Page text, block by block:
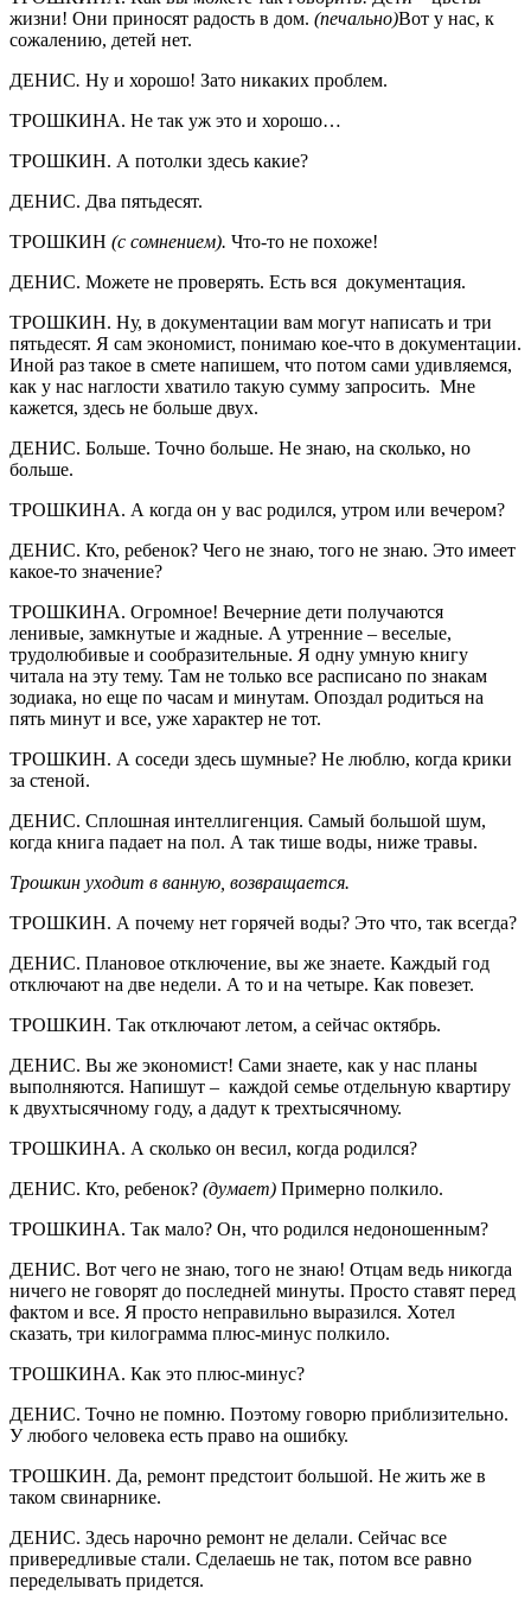
жизни! Они приносят радость в дом. (печально)Вот у нас, к
сожалению, детей нет.
ДЕНИС. Ну и хорошо! Зато никаких проблем.
ТРОШКИНА. Не так уж это и хорошо…
ТРОШКИН. А потолки здесь какие?
ДЕНИС. Два пятьдесят.
ТРОШКИН (с сомнением). Что-то не похоже!
ДЕНИС. Можете не проверять. Есть вся документация.
ТРОШКИН. Ну, в документации вам могут написать и три
пятьдесят. Я сам экономист, понимаю кое-что в документации.
Иной раз такое в смете напишем, что потом сами удивляемся,
как у нас наглости хватило такую сумму запросить. Мне
кажется, здесь не больше двух.
ДЕНИС. Больше. Точно больше. Не знаю, на сколько, но
больше.
ТРОШКИНА. А когда он у вас родился, утром или вечером?
ДЕНИС. Кто, ребенок? Чего не знаю, того не знаю. Это имеет
какое-то значение?
ТРОШКИНА. Огромное! Вечерние дети получаются
ленивые, замкнутые и жадные. А утренние – веселые,
трудолюбивые и сообразительные. Я одну умную книгу
читала на эту тему. Там не только все расписано по знакам
зодиака, но еще по часам и минутам. Опоздал родиться на
пять минут и все, уже характер не тот.
ТРОШКИН. А соседи здесь шумные? Не люблю, когда крики
за стеной.
ДЕНИС. Сплошная интеллигенция. Самый большой шум,
когда книга падает на пол. А так тише воды, ниже травы.
Трошкин уходит в ванную, возвращается.
ТРОШКИН. А почему нет горячей воды? Это что, так всегда?
ДЕНИС. Плановое отключение, вы же знаете. Каждый год
отключают на две недели. А то и на четыре. Как повезет.
ТРОШКИН. Так отключают летом, а сейчас октябрь.
ДЕНИС. Вы же экономист! Сами знаете, как у нас планы
выполняются. Напишут – каждой семье отдельную квартиру
к двухтысячному году, а дадут к трехтысячному.
ТРОШКИНА. А сколько он весил, когда родился?
ДЕНИС. Кто, ребенок? (думает) Примерно полкило.
ТРОШКИНА. Так мало? Он, что родился недоношенным?
ДЕНИС. Вот чего не знаю, того не знаю! Отцам ведь никогда
ничего не говорят до последней минуты. Просто ставят перед
фактом и все. Я просто неправильно выразился. Хотел
сказать, три килограмма плюс-минус полкило.
ТРОШКИНА. Как это плюс-минус?
ДЕНИС. Точно не помню. Поэтому говорю приблизительно.
У любого человека есть право на ошибку.
ТРОШКИН. Да, ремонт предстоит большой. Не жить же в
таком свинарнике.
ДЕНИС. Здесь нарочно ремонт не делали. Сейчас все
привередливые стали. Сделаешь не так, потом все равно
переделывать придется.